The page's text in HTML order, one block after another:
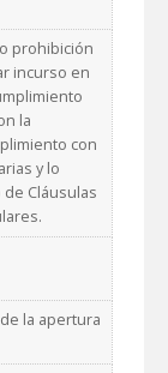
prohibición
incurso en
la
con
y lo
Cláusulas
la apertura